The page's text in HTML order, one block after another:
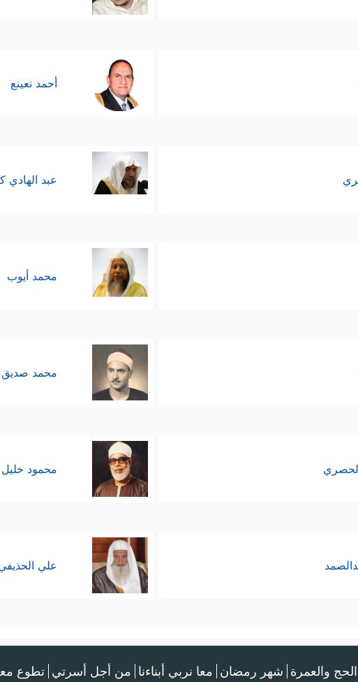
أحمد نعينع
عبد الهادي
محمد أيوب
محمد صديق
محمود
علي
الحج والعمرة شهر رمضان معا نربي أبناءنا من أجل أسرتي تطوع